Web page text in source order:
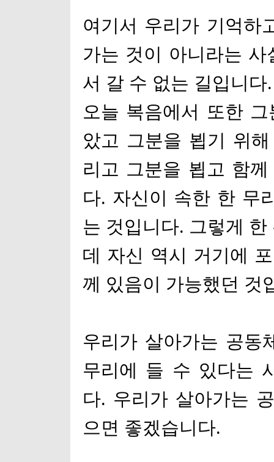
여기서 우리가 기억하
가는 것이 아니라는 사
서 갈 수 없는 길입니다.
오늘 복음에서 또한
았고 그분을 뵙기 위
리고 그분을 뵙고 함
다. 자신이 속한 한 무
는 것입니다. 그렇게 한
데 자신 역시 거기에
께 있음이 가능했던 것
우리가 살아가는 공동
무리에 들 수 있다는
다. 우리가 살아가는
으면 좋겠습니다.